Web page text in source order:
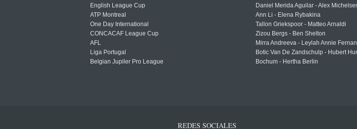
English League Cup
ATP Montreal
One Day International
CONCACAF League Cup
AFL
Liga Portugal
Belgian Jupiler Pro League
Daniel Merida Aguilar - Alex
Ann Li - Elena Rybakina
Tallon Griekspoor - Matteo Arnaldi
Zizou Bergs - Ben Shelton
Mirra Andreeva - Leylah Annie
Botic Van De Zandschulp - Hubert
Bochum - Hertha Berlin
REDES SOCIALES